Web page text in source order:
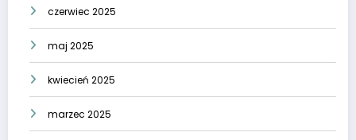
czerwiec 2025
maj 2025
kwiecień 2025
marzec 2025